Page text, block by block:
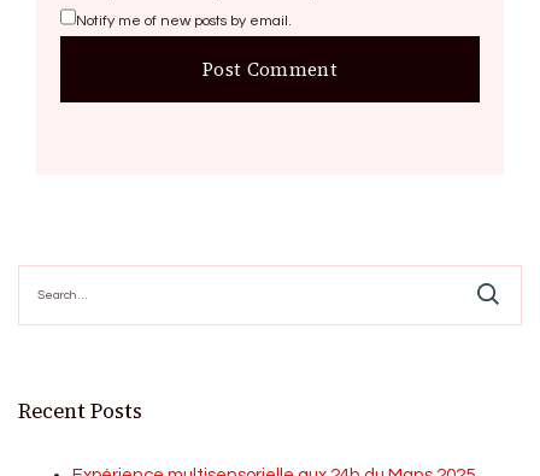
Notify me of new posts by email.
for:
Recent Posts